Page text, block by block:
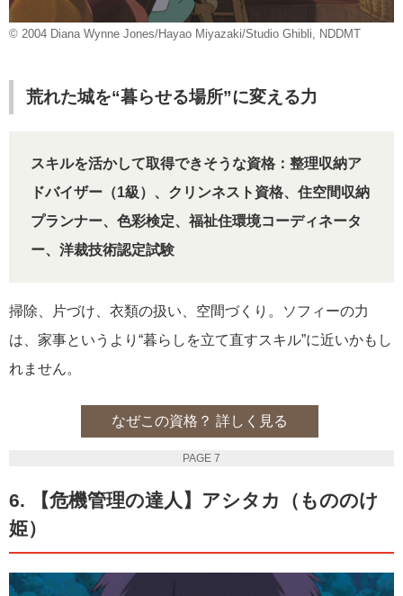
© 2004 Diana Wynne Jones/Hayao Miyazaki/Studio Ghibli, NDDMT
荒れた城を“暮らせる場所”に変える力
スキルを活かして取得できそうな資格：整理収納ア
ドバイザー（1級）、クリンネスト資格、住空間収納
プランナー、色彩検定、福祉住環境コーディネータ
ー、洋裁技術認定試験
掃除、片づけ、衣類の扱い、空間づくり。ソフィーの力
は、家事というより“暮らしを立て直すスキル”に近いかもし
れません。
なぜこの資格？ 詳しく見る
PAGE 7
6. 【危機管理の達人】アシタカ（もののけ
姫）